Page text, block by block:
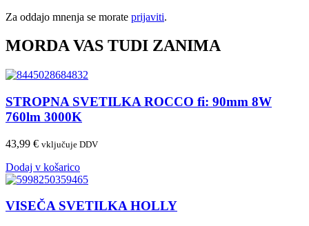
Za oddajo mnenja se morate prijaviti.
MORDA VAS TUDI ZANIMA
STROPNA SVETILKA ROCCO fi: 90mm 8W
760lm 3000K
43,99 € vključuje DDV
Dodaj v košarico
VISEČA SVETILKA HOLLY